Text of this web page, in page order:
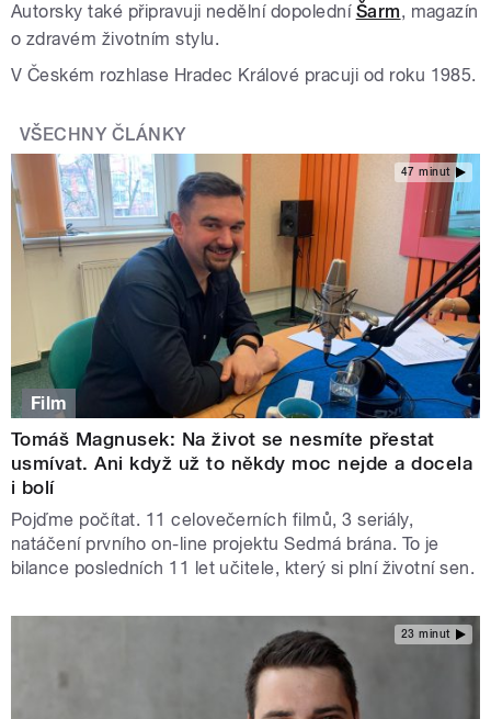
Autorsky také připravuji nedělní dopolední Šarm, magazín
o zdravém životním stylu.
V Českém rozhlase Hradec Králové pracuji od roku 1985.
VŠECHNY ČLÁNKY
47 minut
Film
Tomáš Magnusek: Na život se nesmíte přestat
usmívat. Ani když už to někdy moc nejde a docela
i bolí
Pojďme počítat. 11 celovečerních filmů, 3 seriály,
natáčení prvního on-line projektu Sedmá brána. To je
bilance posledních 11 let učitele, který si plní životní sen.
23 minut